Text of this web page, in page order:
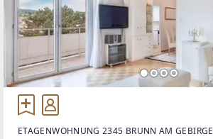
ETAGENWOHNUNG 2345 BRUNN AM GEBIRGE